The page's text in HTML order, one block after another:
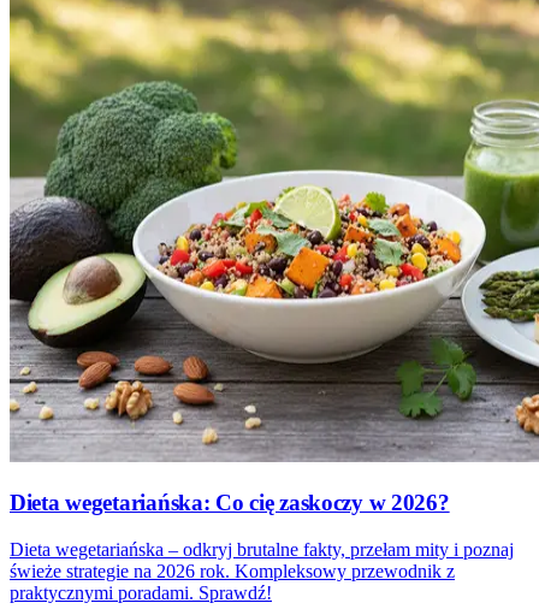
Dieta wegetariańska: Co cię zaskoczy w 2026?
Dieta wegetariańska – odkryj brutalne fakty, przełam mity i poznaj
świeże strategie na 2026 rok. Kompleksowy przewodnik z
praktycznymi poradami. Sprawdź!